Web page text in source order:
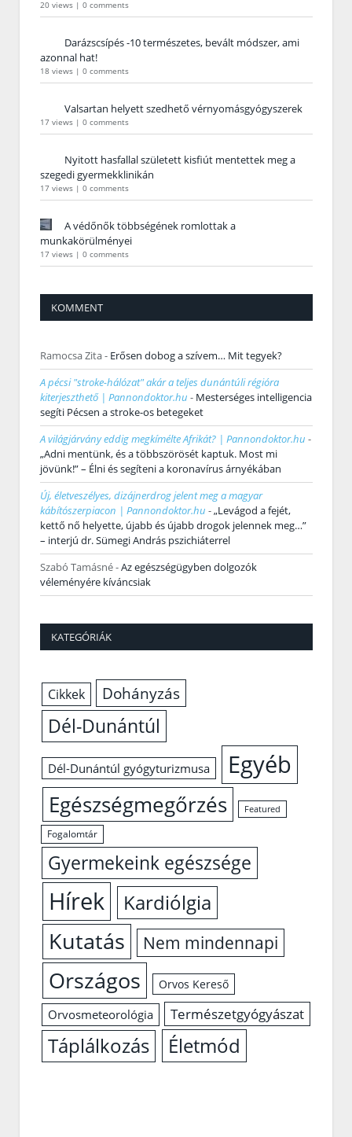
20 views | 0 comments
Darázscsípés -10 természetes, bevált módszer, ami
azonnal hat!
18 views | 0 comments
Valsartan helyett szedhető vérnyomásgyógyszerek
17 views | 0 comments
Nyitott hasfallal született kisfiút mentettek meg a
szegedi gyermekklinikán
17 views | 0 comments
A védőnők többségének romlottak a
munkakörülményei
17 views | 0 comments
KOMMENT
Ramocsa Zita- Erősen dobog a szívem… Mit tegyek?
A pécsi "stroke-hálózat" akár a teljes dunántúli régióra
kiterjeszthető | Pannondoktor.hu - Mesterséges intelligencia
segíti Pécsen a stroke-os betegeket
A világjárvány eddig megkímélte Afrikát? | Pannondoktor.hu -
„Adni mentünk, és a többszörösét kaptuk. Most mi
jövünk!” – Élni és segíteni a koronavírus árnyékában
Új, életveszélyes, dizájnerdrog jelent meg a magyar
kábítószerpiacon | Pannondoktor.hu -„Levágod a fejét,
kettő nő helyette, újabb és újabb drogok jelennek meg…”
– interjú dr. Sümegi András pszichiáterrel
Szabó Tamásné-Az egészségügyben dolgozók
véleményére kíváncsiak
KATEGÓRIÁK
Cikkek Dohányzás
Dél-Dunántúl
Dél-Dunántúl gyógyturizmusa Egyéb
Egészségmegőrzés Featured
Fogalomtár
Gyermekeink egészsége
Hírek Kardiólgia
Kutatás Nem mindennapi
Országos Orvos Kereső
Orvosmeteorológia Természetgyógyászat
Táplálkozás Életmód